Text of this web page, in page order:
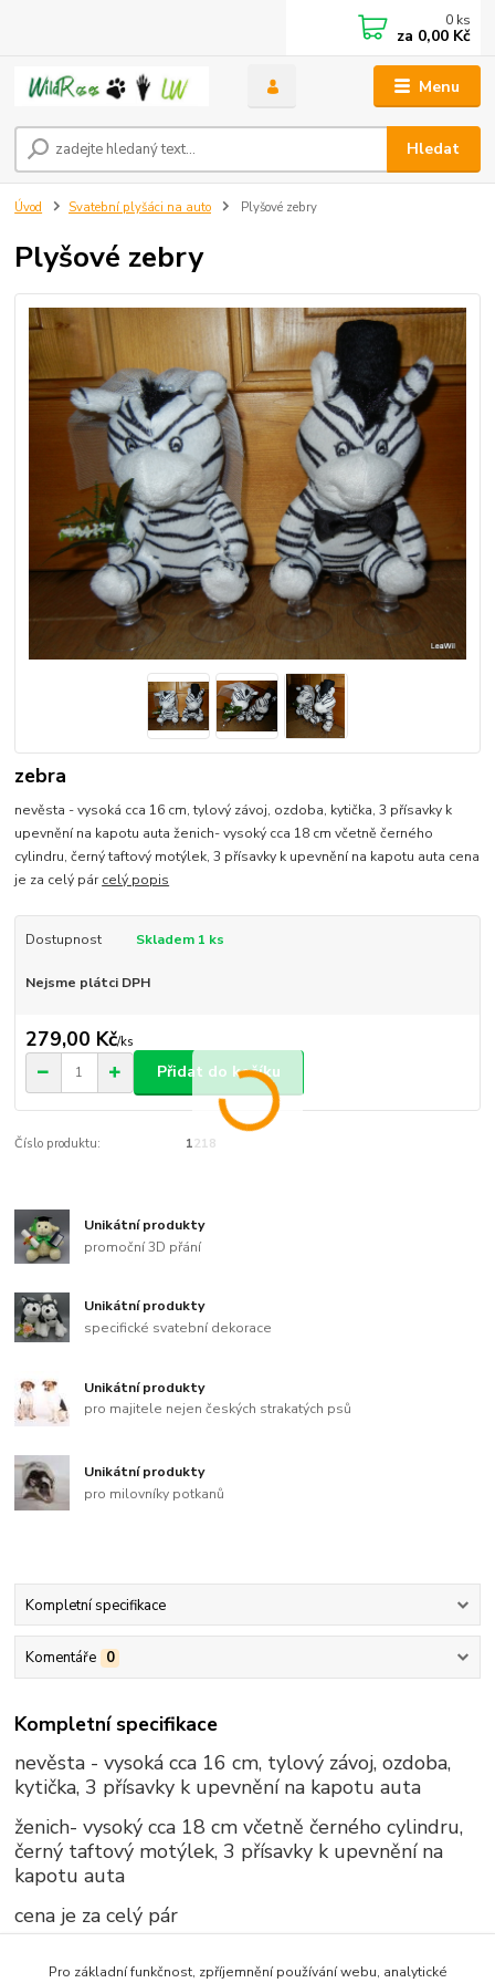
Menu
Hledat
0 ks
za 0,00 Kč
Úvod Svatební plyšáci na auto Plyšové zebry
Plyšové zebry
zebra
nevěsta - vysoká cca 16 cm, tylový závoj, ozdoba, kytička, 3 přísavky k
upevnění na kapotu auta ženich- vysoký cca 18 cm včetně černého
cylindru, černý taftový motýlek, 3 přísavky k upevnění na kapotu auta cena
je za celý párcelý popis
Dostupnost Skladem 1 ks
Nejsme plátci DPH
279,00 Kč/ks
Přidat do košíku
Číslo produktu: 1218
Unikátní produkty
promoční 3D přání
Unikátní produkty
specifické svatební dekorace
Unikátní produkty
pro majitele nejen českých strakatých psů
Unikátní produkty
pro milovníky potkanů
Kompletní specifikace
Komentáře 0
Kompletní specifikace
nevěsta - vysoká cca 16 cm, tylový závoj, ozdoba,
kytička, 3 přísavky k upevnění na kapotu auta
ženich- vysoký cca 18 cm včetně černého cylindru,
černý taftový motýlek, 3 přísavky k upevnění na
kapotu auta
cena je za celý pár
Pro základní funkčnost, zpříjemnění používání webu, analytické